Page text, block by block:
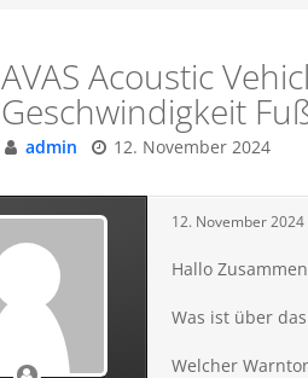
AVAS Acoustic
Geschwindigkeit
admin 12. November 2024
12. November 2024
Hallo
Was ist über
Welcher